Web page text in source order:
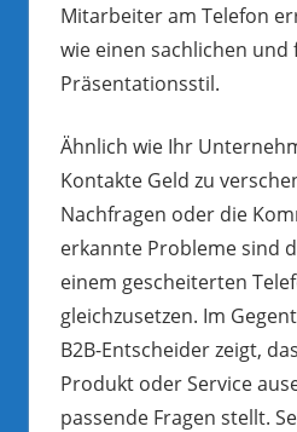
Mitarbeiter am Telefon
wie einen sachlichen
Präsentationsstil.
Ähnlich wie Ihr
Kontakte Geld zu
Nachfragen oder die
erkannte Probleme sind
einem gescheiterten
gleichzusetzen. Im
B2B-Entscheider zeigt,
Produkt oder Service
passende Fragen stellt.